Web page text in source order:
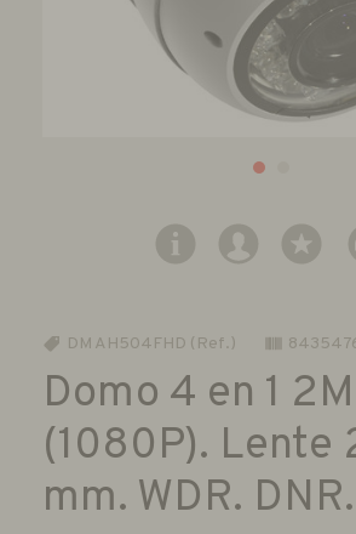
DM AH504FHD (Ref.)
Domo 4 en 1
(1080P). Lente
mm. WDR. DNR.